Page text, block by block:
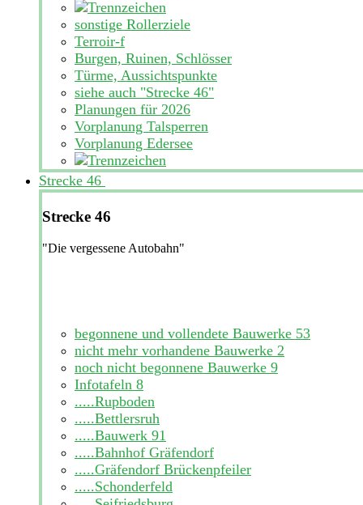
sonstige Rollerziele
Terroir-f
Burgen, Ruinen, Schlösser
Türme, Aussichtspunkte
siehe auch "Strecke 46"
Planungen für 2026
Vorplanung Talsperren
Vorplanung Edersee
Strecke 46
Strecke 46
"Die vergessene Autobahn"
begonnene und vollendete Bauwerke 53
nicht mehr vorhandene Bauwerke 2
noch nicht begonnene Bauwerke 9
Infotafeln 8
.....Rupboden
.....Bettlersruh
.....Bauwerk 91
.....Bahnhof Gräfendorf
.....Gräfendorf Brückenpfeiler
.....Schonderfeld